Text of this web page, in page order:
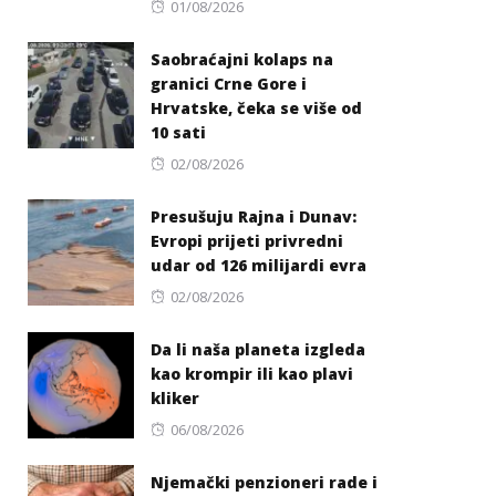
Posted
01/08/2026
Saobraćajni kolaps na
granici Crne Gore i
Hrvatske, čeka se više od
10 sati
Posted
02/08/2026
Presušuju Rajna i Dunav:
Evropi prijeti privredni
udar od 126 milijardi evra
Posted
02/08/2026
Da li naša planeta izgleda
kao krompir ili kao plavi
kliker
Posted
06/08/2026
Njemački penzioneri rade i